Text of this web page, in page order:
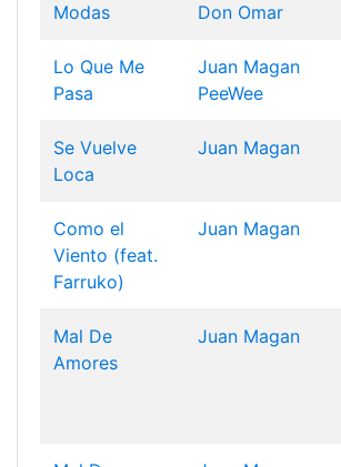
Modas
Don Omar
Lo Que Me
Pasa
Juan Magan
PeeWee
Se Vuelve
Loca
Juan Magan
Como el
Viento (feat.
Farruko)
Juan Magan
Mal De
Amores
Juan Magan